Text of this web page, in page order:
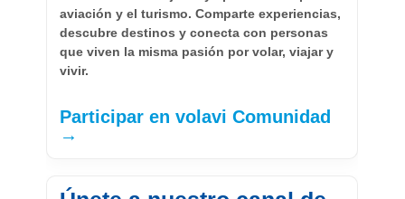
aviación y el turismo. Comparte experiencias,
descubre destinos y conecta con personas
que viven la misma pasión por volar, viajar y
vivir.
Participar en volavi Comunidad
→